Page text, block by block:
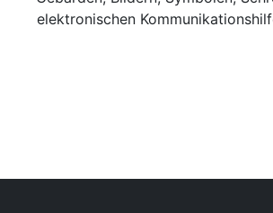
elektronischen